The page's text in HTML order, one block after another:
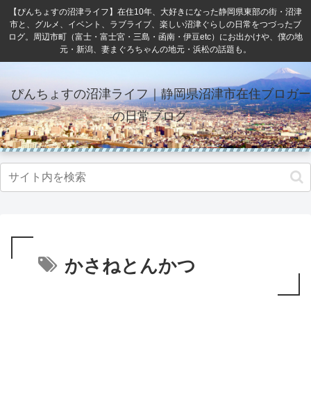
【ぴんちょすの沼津ライフ】在住10年、大好きになった静岡県東部の街・沼津
市と、グルメ、イベント、ラブライブ、楽しい沼津ぐらしの日常をつづったブ
ログ。周辺市町（富士・富士宮・三島・函南・伊豆etc）にお出かけや、僕の地
元・新潟、妻まぐろちゃんの地元・浜松の話題も。
ぴんちょすの沼津ライフ｜静岡県沼津市在住ブロガー
の日常ブログ
かさねとんかつ